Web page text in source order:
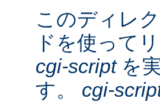
このディレ
ドを使って
cgi-scriptを
す。 cgi-